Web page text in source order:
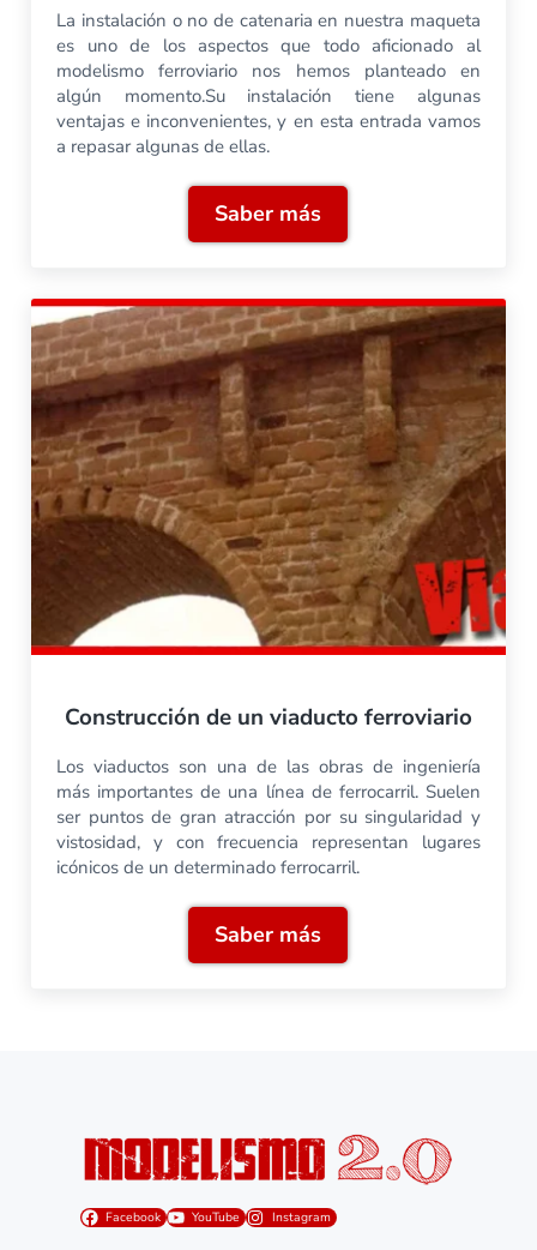
La instalación o no de catenaria en nuestra maqueta
es uno de los aspectos que todo aficionado al
modelismo ferroviario nos hemos planteado en
algún momento.Su instalación tiene algunas
ventajas e inconvenientes, y en esta entrada vamos
a repasar algunas de ellas.
Saber másInstalación de catenaria
Construcción de un viaducto ferroviario
Los viaductos son una de las obras de ingeniería
más importantes de una línea de ferrocarril. Suelen
ser puntos de gran atracción por su singularidad y
vistosidad, y con frecuencia representan lugares
icónicos de un determinado ferrocarril.
Saber másConstrucción de un
Facebook YouTube Instagram